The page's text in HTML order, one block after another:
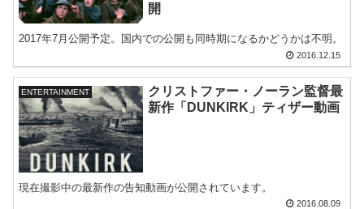
開
2017年7月公開予定。国内での公開も同時期になるかどうかは不明。
2016.12.15
ENTERTAINMENT
クリストファー・ノーラン監督最
新作「DUNKIRK」ティザー動画
現在撮影中の最新作の告知動画が公開されています。
2016.08.09